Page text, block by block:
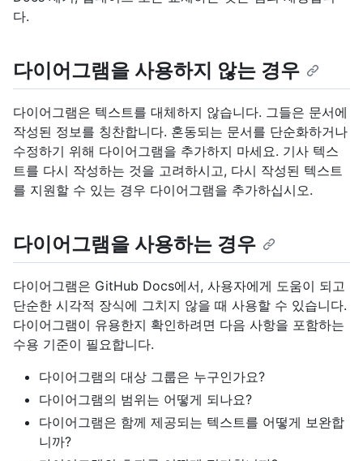
다.
다이어그램을 사용하지 않는 경우
다이어그램은 텍스트를 대체하지 않습니다. 그들은 문서에
작성된 정보를 칭찬합니다. 혼동되는 문서를 단순화하거나
수정하기 위해 다이어그램을 추가하지 마세요. 기사 텍스
트를 다시 작성하는 것을 고려하시고, 다시 작성된 텍스트
를 지원할 수 있는 경우 다이어그램을 추가하십시오.
다이어그램을 사용하는 경우
다이어그램은 GitHub Docs에서, 사용자에게 도움이 되고
단순한 시각적 장식에 그치지 않을 때 사용할 수 있습니다.
다이어그램이 유용한지 확인하려면 다음 사항을 포함하는
수용 기준이 필요합니다.
다이어그램의 대상 그룹은 누구인가요?
다이어그램의 범위는 어떻게 되나요?
다이어그램은 함께 제공되는 텍스트를 어떻게 보완합
니까?